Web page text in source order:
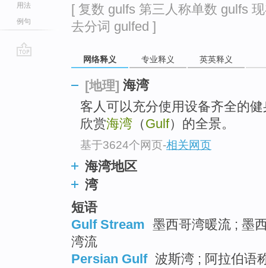
用法
例句
[ 复数 gulfs 第三人称单数 gulfs
去分词 gulfed ]
网络释义 专业释义 英英释义
[地理] 海湾
客人可以充分使用设备齐全的
欣赏海湾 （Gulf）的全景。
基于3624个网页-相关网页
海湾地区
湾
短语
Gulf Stream 墨西哥湾暖流 ; 墨
湾流
Persian Gulf 波斯湾 ; 阿拉伯语